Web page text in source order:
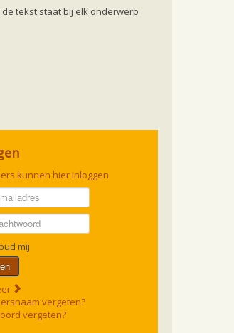
tekst staat bij elk onderwerp
kunnen hier inloggen
mij
vergeten?
vergeten?